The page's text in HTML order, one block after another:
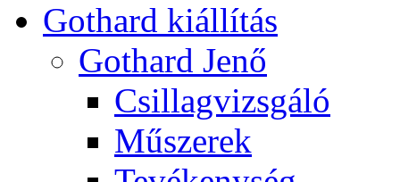
Got­hard ki­ál­lí­tás
Got­hard Je­nő
Csil­lag­vizs­gá­ló
Mű­sze­rek